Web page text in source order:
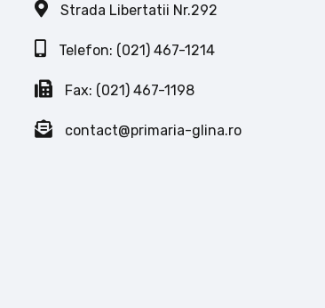
Strada Libertatii Nr.292
Telefon: (021) 467-1214
Fax: (021) 467-1198
contact@primaria-glina.ro